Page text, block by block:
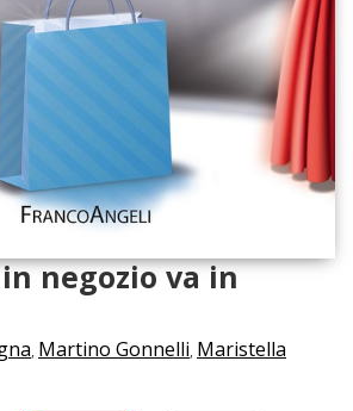
negozio va in
, Martino Gonnelli, Maristella